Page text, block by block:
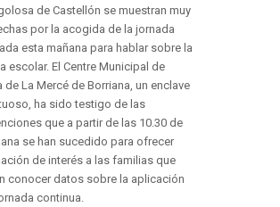
de Castellón se muestran muy
por la acogida de la jornada
esta mañana para hablar sobre la
escolar. El Centre Municipal de
de La Mercé de Borriana, un enclave
ha sido testigo de las
que a partir de las 10.30 de
se han sucedido para ofrecer
de interés a las familias que
conocer datos sobre la aplicación
continua.